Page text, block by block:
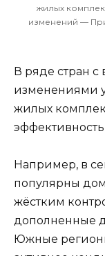
жилых
изменений —
В ряде стран
изменениями
жилых
Например, в
популярны
жёстким
дополненные
Южные